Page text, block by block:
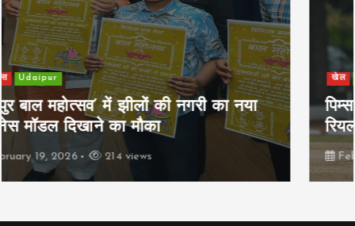
खेल Udaipur
पिम्स मेवाड़ कप 2026: क्रॉसवर्ड व आदित्यम
रियल स्टेट्स ने मुकाबले जीते
February 19, 2026